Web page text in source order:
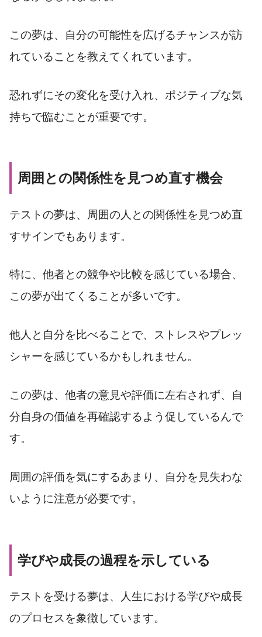
この夢は、自分の可能性を広げるチャンスが訪
れていることを教えてくれています。
恐れずにその変化を受け入れ、ポジティブな気
持ちで臨むことが重要です。
周囲との関係性を見つめ直す機会
テストの夢は、周囲の人との関係性を見つめ直
すサインでもあります。
特に、他者との競争や比較を感じている場合、
この夢が出てくることが多いです。
他人と自分を比べることで、ストレスやプレッ
シャーを感じているかもしれません。
この夢は、他者の意見や評価に左右されず、自
分自身の価値を再確認するよう促しているんで
す。
周囲の評価を気にするあまり、自分を見失わな
いように注意が必要です。
学びや成長の過程を示している
テストを受ける夢は、人生における学びや成長
のプロセスを象徴しています。